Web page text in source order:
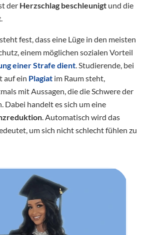
der Herzschlag beschleunigt und die
.
fest, dass eine Lüge in den meisten
einem möglichen sozialen Vorteil
einer Strafe dient. Studierende, bei
auf ein Plagiat im Raum steht,
mit Aussagen, die die Schwere der
Dabei handelt es sich um eine
. Automatisch wird das
um sich nicht schlecht fühlen zu